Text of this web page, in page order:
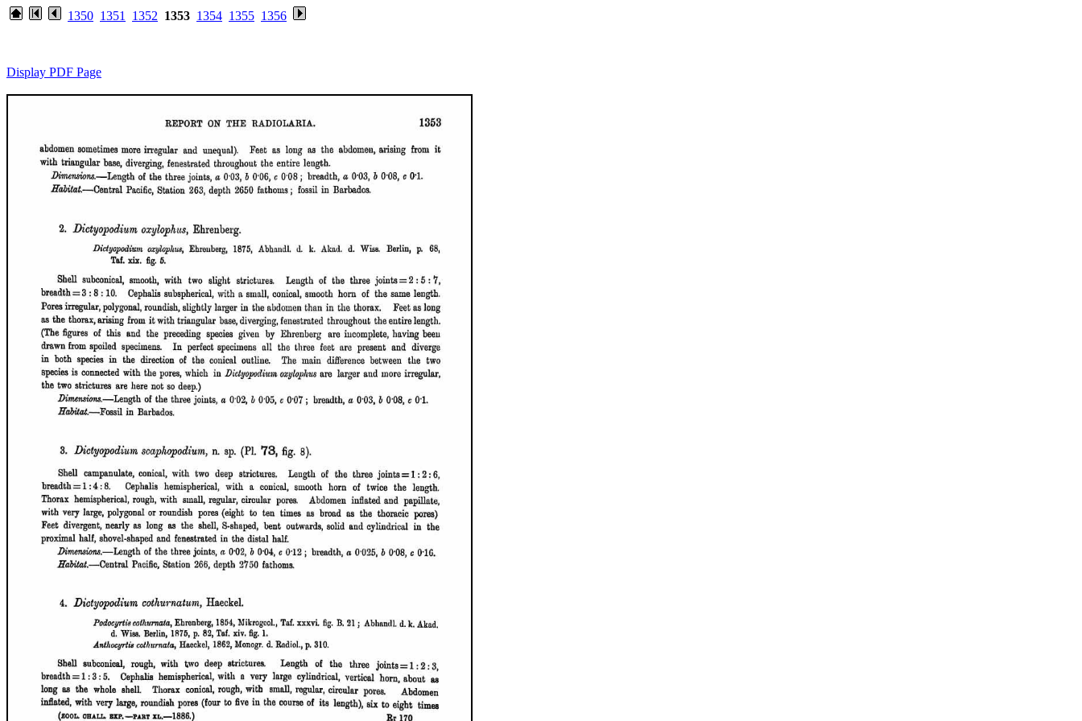
1350 1351 1352 1353 1354 1355 1356
Display PDF Page